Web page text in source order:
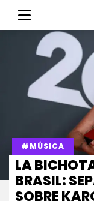
#MÚSICA
LA
BRASIL:
SOBRE